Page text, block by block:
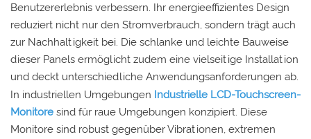
Benutzererlebnis verbessern. Ihr energieeffizientes Design
reduziert nicht nur den Stromverbrauch, sondern trägt auch
zur Nachhaltigkeit bei. Die schlanke und leichte Bauweise
dieser Panels ermöglicht zudem eine vielseitige Installation
und deckt unterschiedliche Anwendungsanforderungen ab.
In industriellen Umgebungen Industrielle LCD-Touchscreen-
Monitore sind für raue Umgebungen konzipiert. Diese
Monitore sind robust gegenüber Vibrationen, extremen